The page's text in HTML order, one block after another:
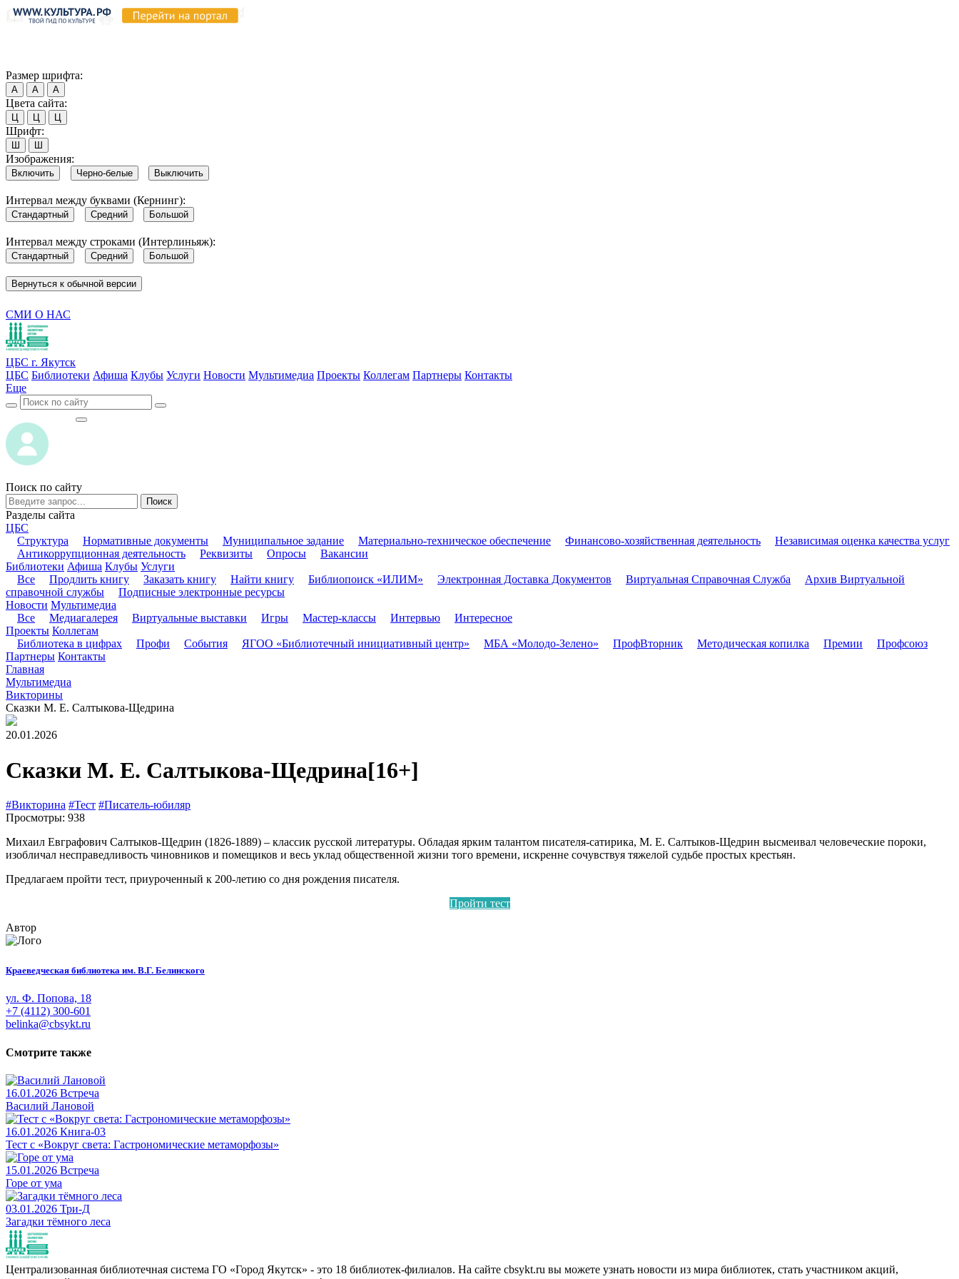
Размер шрифта:
А А А
Цвета сайта:
Ц Ц Ц
Шрифт:
Ш Ш
Изображения:
Включить Черно-белые Выключить
Интервал между буквами (Кернинг):
Стандартный Средний Большой
Интервал между строками (Интерлиньяж):
Стандартный Средний Большой
Вернуться к обычной версии
СМИ О НАС
ЦБС г. Якутск
ЦБС Библиотеки Афиша Клубы Услуги Новости Мультимедиа Проекты Коллегам Партнеры Контакты
Еще
Поиск по сайту
Поиск
Разделы сайта
ЦБС
Структура
Нормативные документы Муниципальное задание Материально-техническое обеспечение Финансово-хозяйственная деятельность
Независимая оценка качества услуг
Антикоррупционная деятельность
Реквизиты Опросы
Вакансии
Библиотеки Афиша Клубы Услуги
Все
Продлить книгу Заказать книгу Найти книгу Библиопоиск «ИЛИМ» Электронная Доставка Документов Виртуальная Справочная Служба
Архив Виртуальной
справочной службы
Подписные электронные ресурсы
Новости Мультимедиа
Все
Медиагалерея Виртуальные выставки Игры Мастер-классы Интервью
Интересное
Проекты Коллегам
Библиотека в цифрах
Профи События ЯГОО «Библиотечный инициативный центр» МБА «Молодо-Зелено» ПрофВторник Методическая копилка Премии
Профсоюз
Партнеры Контакты
Главная
Мультимедиа
Викторины
Сказки М. Е. Салтыкова-Щедрина
20.01.2026
Сказки М. Е. Салтыкова-Щедрина[16+]
#Викторина #Тест #Писатель-юбиляр
Просмотры: 938
Михаил Евграфович Салтыков-Щедрин (1826-1889) – классик русской литературы. Обладая ярким талантом писателя-сатирика, М. Е. Салтыков-Щедрин высмеивал человеческие пороки,
изобличал несправедливость чиновников и помещиков и весь уклад общественной жизни того времени, искренне сочувствуя тяжелой судьбе простых крестьян.
Предлагаем пройти тест, приуроченный к 200-летию со дня рождения писателя.
Пройти тест
Автор
Краеведческая библиотека им. В.Г. Белинского
ул. Ф. Попова, 18
+7 (4112) 300-601
belinka@cbsykt.ru
Смотрите также
16.01.2026 Встреча
Василий Лановой
16.01.2026 Книга-03
Тест с «Вокруг света: Гастрономические метаморфозы»
15.01.2026 Встреча
Горе от ума
03.01.2026 Три-Д
Загадки тёмного леса
Централизованная библиотечная система ГО «Город Якутск» - это 18 библиотек-филиалов. На сайте cbsykt.ru вы можете узнать новости из мира библиотек, стать участником акций,